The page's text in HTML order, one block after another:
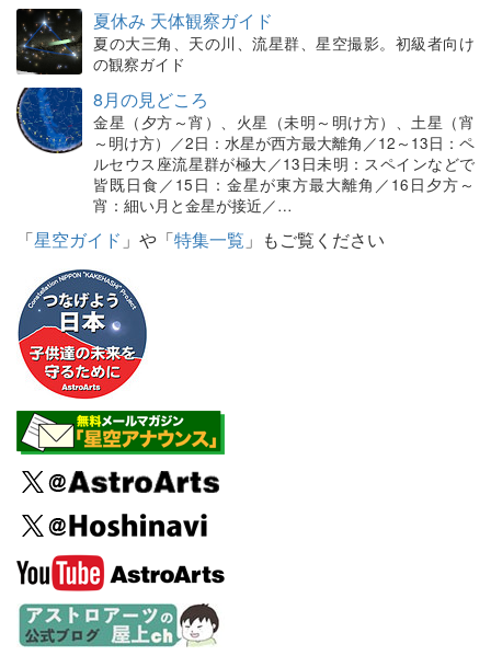
夏休み 天体観察ガイド
夏の大三角、天の川、流星群、星空撮影。初級者向け
の観察ガイド
8月の見どころ
金星（夕方～宵）、火星（未明～明け方）、土星（宵
～明け方）／2日：水星が西方最大離角／12～13日：ペ
ルセウス座流星群が極大／13日未明：スペインなどで
皆既日食／15日：金星が東方最大離角／16日夕方～
宵：細い月と金星が接近／…
「星空ガイド 」や「特集一覧 」もご覧ください